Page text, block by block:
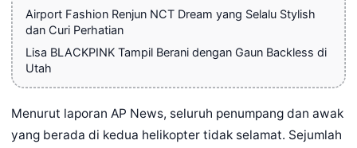
Airport Fashion Renjun NCT Dream yang Selalu Stylish
dan Curi Perhatian
Lisa BLACKPINK Tampil Berani dengan Gaun Backless di
Utah
Menurut laporan AP News, seluruh penumpang dan awak
yang berada di kedua helikopter tidak selamat. Sejumlah